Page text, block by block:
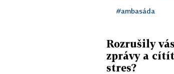
#ambasáda
Rozrušily vás
zprávy a
stres?